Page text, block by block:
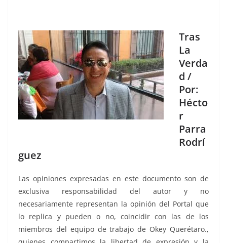
Tras
La
Verda
d /
Por:
Hécto
r
Parra
Rodrí
guez
Las opiniones expresadas en este documento son de
exclusiva responsabilidad del autor y no
necesariamente representan la opinión del Portal que
lo replica y pueden o no, coincidir con las de los
miembros del equipo de trabajo de Okey Querétaro.,